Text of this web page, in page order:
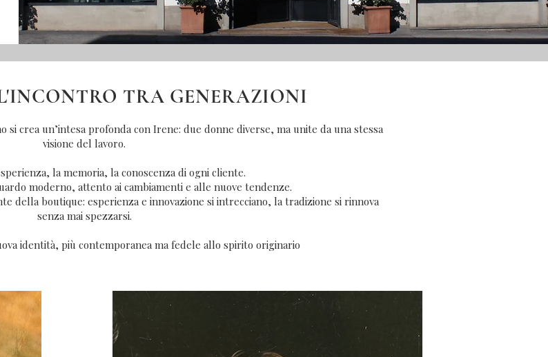
TRA GENERAZIONI
si crea un’intesa profonda con Irene: due donne diverse, ma unite da una stessa
visione del lavoro.
la memoria, la conoscenza di ogni cliente.
moderno, attento ai cambiamenti e alle nuove tendenze.
della boutique: esperienza e innovazione si intrecciano, la tradizione si rinnova
senza mai spezzarsi.
identità, più contemporanea ma fedele allo spirito originario